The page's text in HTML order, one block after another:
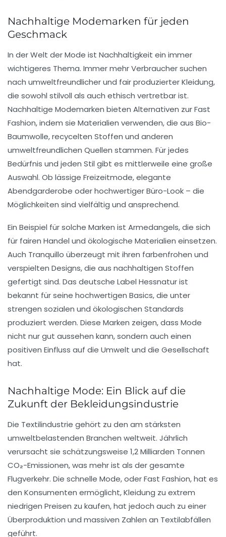
Nachhaltige Modemarken für jeden
Geschmack
In der Welt der Mode ist Nachhaltigkeit ein immer
wichtigeres Thema. Immer mehr Verbraucher suchen
nach umweltfreundlicherund fair produzierter Kleidung,
die sowohl stilvoll als auch ethisch vertretbar ist.
Nachhaltige Modemarken bieten Alternativen zur Fast
Fashion, indem sie Materialien verwenden, die aus Bio-
Baumwolle,recycelten Stoffen und anderen
umweltfreundlichen Quellen stammen. Für jedes
Bedürfnis und jeden Stil gibt es mittlerweile eine große
Auswahl. Ob lässige Freizeitmode, elegante
Abendgarderobe oder hochwertiger Büro-Look – die
Möglichkeiten sind vielfältig und ansprechend.
Ein Beispiel für solche Marken ist Armedangels, die sich
für fairen Handel und ökologische Materialien einsetzen.
Auch Tranquillo überzeugt mit ihren farbenfrohen und
verspielten Designs, die aus nachhaltigen Stoffen
gefertigt sind. Das deutsche Label Hessnaturist
bekannt für seine hochwertigen Basics, die unter
strengen sozialen und ökologischen Standards
produziert werden. Diese Marken zeigen, dass Mode
nicht nur gut aussehen kann, sondern auch einen
positiven Einfluss auf die Umwelt und die Gesellschaft
hat.
Nachhaltige Mode: Ein Blick auf die
Zukunft der Bekleidungsindustrie
Die Textilindustrie gehört zu den am stärksten
umweltbelastenden Branchen weltweit. Jährlich
verursacht sie schätzungsweise 1,2 Milliarden Tonnen
CO₂-Emissionen, was mehr ist als der gesamte
Flugverkehr. Die schnelle Mode, oderFast Fashion, hat es
den Konsumenten ermöglicht, Kleidung zu extrem
niedrigen Preisen zu kaufen, hat jedoch auch zu einer
Überproduktion und massiven Zahlen an Textilabfällen
geführt.